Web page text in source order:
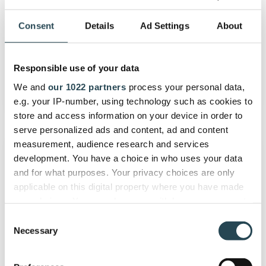
Consent Details Ad Settings About
Responsible use of your data
We and our 1022 partners process your personal data,
e.g. your IP-number, using technology such as cookies to
store and access information on your device in order to
serve personalized ads and content, ad and content
measurement, audience research and services
development. You have a choice in who uses your data
and for what purposes. Your privacy choices are only
applicable on this digital property where you have made
the Privacy trigger icon.
Selection
Necessary
zijn
de
PSA software
Wat zijn PSA tools, hoe werkt PSA
november 20, 2022 3 min leestijd
4
stappen
om
meer
betrokkenheid
bij
project